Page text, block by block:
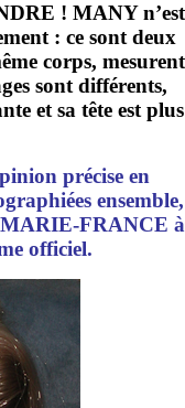
! MANY n’est
: ce sont deux
corps, mesurent
sont différents,
et sa tête est plus
précise en
ensemble,
MARIE-FRANCE à
officiel.